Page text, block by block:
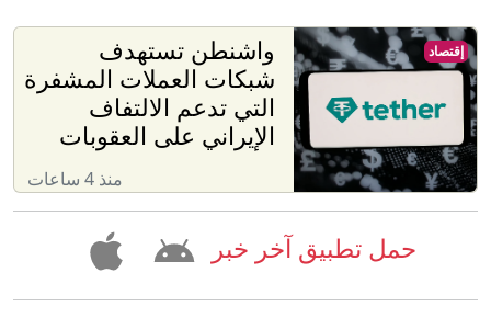
واشنطن تستهدف
شبكات العملات المشفرة
التي تدعم الالتفاف
الإيراني على العقوبات
منذ 4 ساعات
إقتصاد
حمل تطبيق آخر خبر